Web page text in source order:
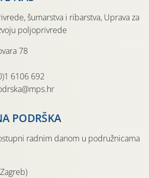
šumarstva i ribarstva, Uprava za
poljoprivrede
78
6106 692
PODRŠKA
radnim danom u podružnicama